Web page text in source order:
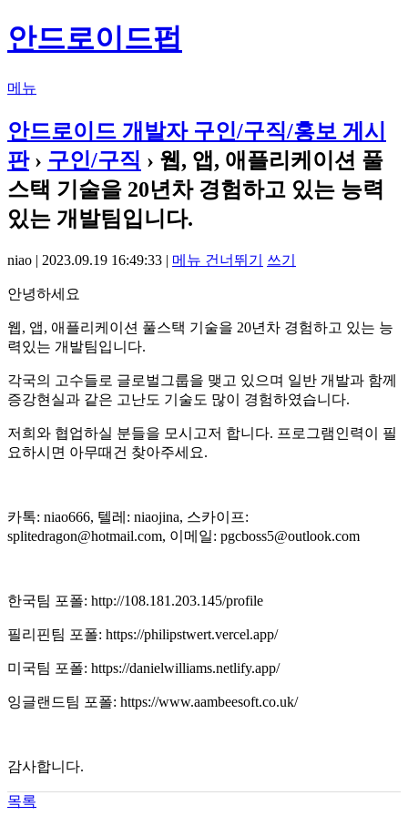
안드로이드펍
메뉴
안드로이드 개발자 구인/구직/홍보 게시
판› 구인/구직 › 웹, 앱, 애플리케이션 풀
스택 기술을 20년차 경험하고 있는 능력
있는 개발팀입니다.
niao | 2023.09.19 16:49:33 | 메뉴 건너뛰기 쓰기
안녕하세요
웹, 앱, 애플리케이션 풀스택 기술을 20년차 경험하고 있는 능
력있는 개발팀입니다.
각국의 고수들로 글로벌그룹을 맺고 있으며 일반 개발과 함께
증강현실과 같은 고난도 기술도 많이 경험하였습니다.
저희와 협업하실 분들을 모시고저 합니다. 프로그램인력이 필
요하시면 아무때건 찾아주세요.
카톡: niao666, 텔레: niaojina, 스카이프:
splitedragon@hotmail.com, 이메일: pgcboss5@outlook.com
한국팀 포폴: http://108.181.203.145/profile
필리핀팀 포폴: https://philipstwert.vercel.app/
미국팀 포폴: https://danielwilliams.netlify.app/
잉글랜드팀 포폴: https://www.aambeesoft.co.uk/
감사합니다.
목록